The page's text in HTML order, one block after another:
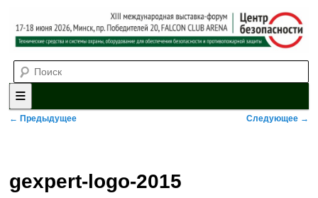
XII международная выставка-
форум «Центр безопасности»
систем охраны, оборудования для обеспечения безопасности и
противопожарной защиты. 4-5 июня 2025, Минск, пр. Победителей,
20
Главное меню
Перейти к основному содержимому
Перейти к дополнительному содержимому
Навигация по изображениям
← Предыдущее Следующее →
gexpert-logo-2015